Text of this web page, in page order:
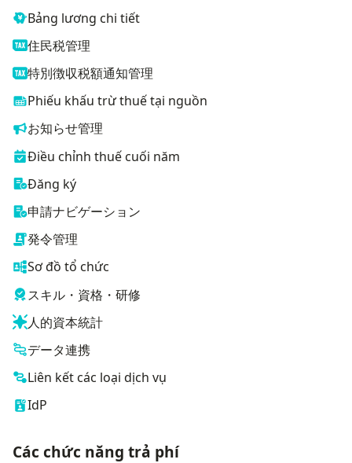
Bảng lương chi tiết
住民税管理
特別徴収税額通知管理
Phiếu khấu trừ thuế tại nguồn
お知らせ管理
Điều chỉnh thuế cuối năm
Đăng ký
申請ナビゲーション
発令管理
Sơ đồ tổ chức
スキル・資格・研修
人的資本統計
データ連携
Liên kết các loại dịch vụ
IdP
Các chức năng trả phí